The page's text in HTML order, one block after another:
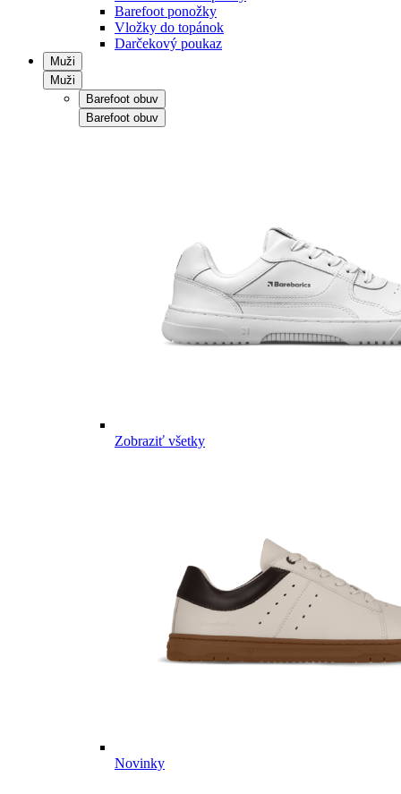
Barefoot ponožky
Vložky do topánok
Darčekový poukaz
Muži
Muži
Barefoot obuv
Barefoot obuv
Zobraziť všetky
Novinky